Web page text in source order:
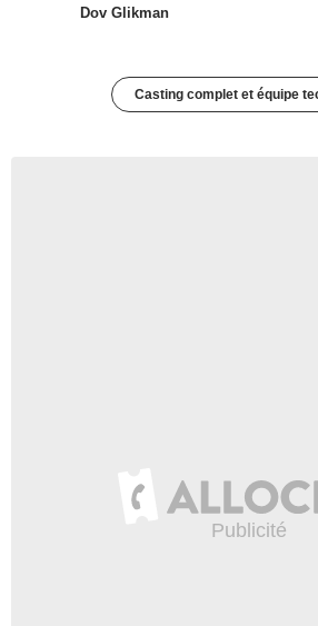
Dov Glikman
Casting complet et équipe